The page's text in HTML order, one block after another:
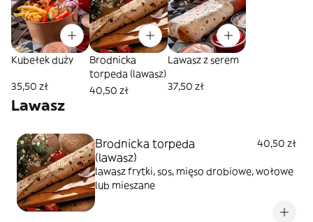
Kubełek duży
35,50 zł
Brodnicka
torpeda (lawasz)
40,50 zł
Lawasz z serem
37,50 zł
Lawasz
Brodnicka torpeda
(lawasz)
40,50 zł
lawasz frytki, sos, mięso drobiowe, wołowe
lub mieszane